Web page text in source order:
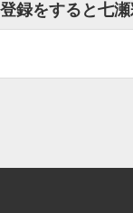
録をすると七